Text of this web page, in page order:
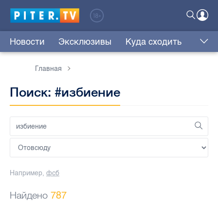
Новости Эксклюзивы Куда сходить
Главная
Поиск: #избиение
Например, фсб
Найдено 787